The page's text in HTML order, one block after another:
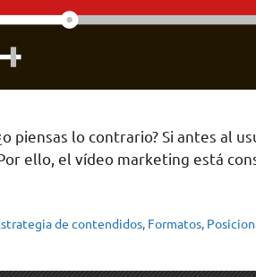
piensas lo contrario? Si antes al
ello, el vídeo marketing está
de contendidos, Formatos,